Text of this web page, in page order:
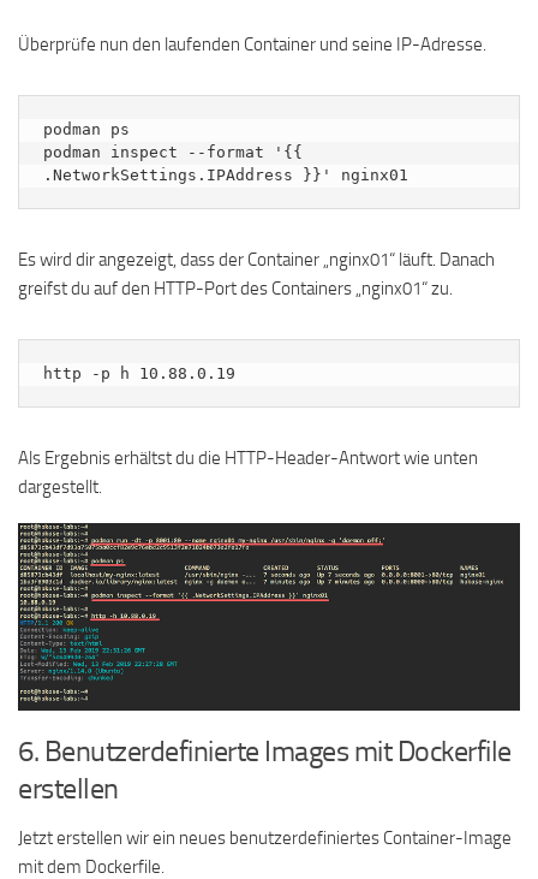
Überprüfe nun den laufenden Container und seine IP-Adresse.
podman ps
podman inspect --format '{{
.NetworkSettings.IPAddress }}' nginx01
Es wird dir angezeigt, dass der Container „nginx01“ läuft. Danach
greifst du auf den HTTP-Port des Containers „nginx01“ zu.
http -p h 10.88.0.19
Als Ergebnis erhältst du die HTTP-Header-Antwort wie unten
dargestellt.
6. Benutzerdefinierte Images mit Dockerfile
erstellen
Jetzt erstellen wir ein neues benutzerdefiniertes Container-Image
mit dem Dockerfile.